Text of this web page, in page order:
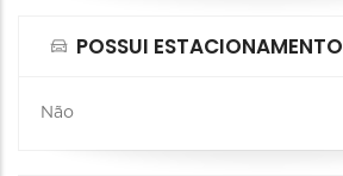
POSSUI ESTACIONAMENTO
Não